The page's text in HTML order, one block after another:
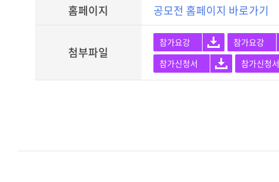
홈페이지
공모전 홈페이지 바로가기
첨부파일
참가요강 참가요강
참가신청서
참가신청서